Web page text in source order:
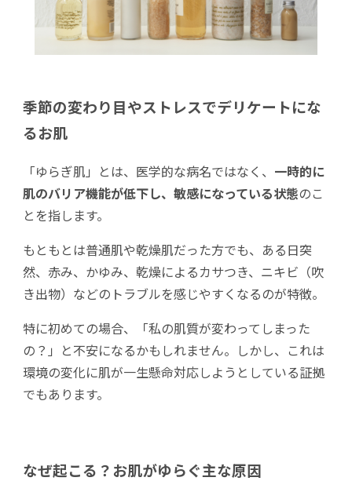
季節の変わり目やストレスでデリケートにな
るお肌
「ゆらぎ肌」とは、医学的な病名ではなく、 一時的に
肌のバリア機能が低下し、敏感になっている状態のこ
とを指します。
もともとは普通肌や乾燥肌だった方でも、ある日突
然、赤み、かゆみ、乾燥によるカサつき、ニキビ（吹
き出物）などのトラブルを感じやすくなるのが特徴。
特に初めての場合、「私の肌質が変わってしまった
の？」と不安になるかもしれません。しかし、これは
環境の変化に肌が一生懸命対応しようとしている証拠
でもあります。
なぜ起こる？お肌がゆらぐ主な原因